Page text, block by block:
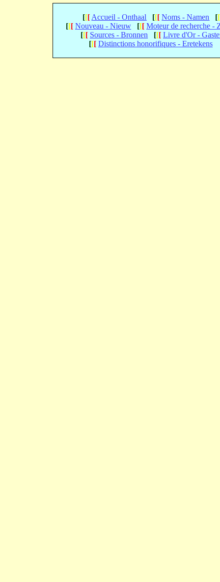
[[[ Accueil - Onthaal [[[ Noms - Namen [[
[[[ Nouveau - Nieuw [[[ Moteur de recherche -
[[[ Sources - Bronnen [[[ Livre d'Or -
[[[ Distinctions honorifiques - Eretekens